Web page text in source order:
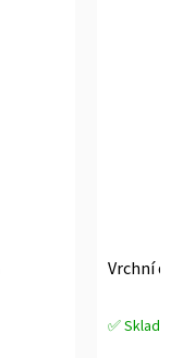
Vrchní
Průměrné
✅